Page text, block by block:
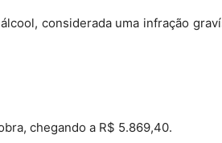
considerada uma infração
chegando a R$ 5.869,40.